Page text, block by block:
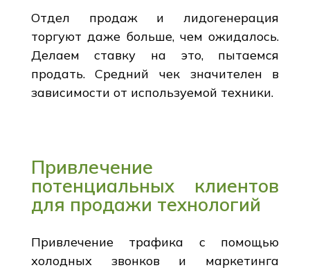
Отдел продаж и лидогенерация
торгуют даже больше, чем ожидалось.
Делаем ставку на это, пытаемся
продать. Средний чек значителен в
зависимости от используемой техники.
Привлечение
потенциальных клиентов
для продажи технологий
Привлечение трафика с помощью
холодных звонков и маркетинга